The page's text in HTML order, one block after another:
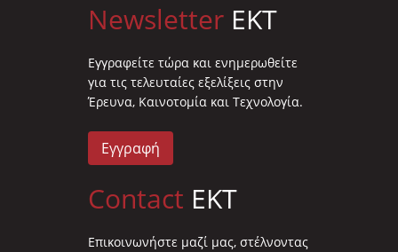
Newsletter EKT
Eγγραφείτε τώρα και ενημερωθείτε
για τις τελευταίες εξελίξεις στην
Έρευνα, Καινοτομία και Τεχνολογία.
Εγγραφή
Contact EKT
Επικοινωνήστε μαζί μας, στέλνοντας